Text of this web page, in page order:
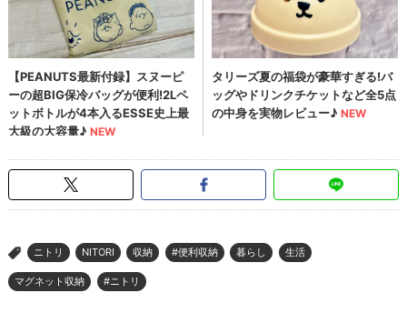
> ニトリ NITORI 収納 #便利収納 暮らし 生活
マグネット収納 #ニトリ